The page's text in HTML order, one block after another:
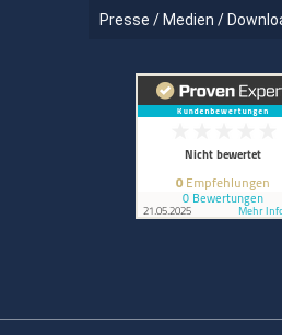
Presse / Medien /